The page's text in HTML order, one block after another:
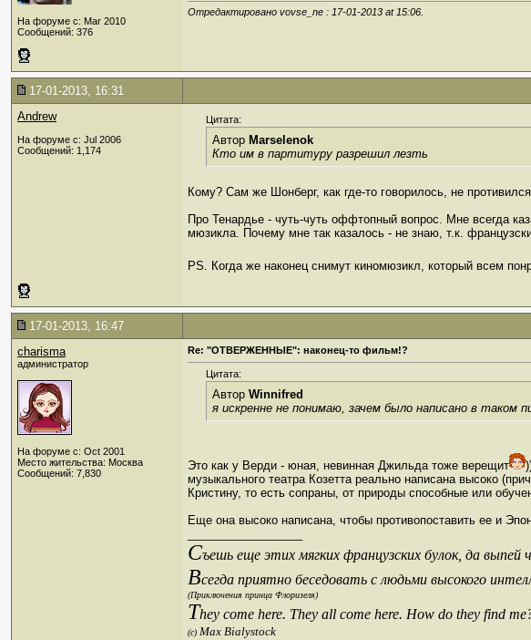
На форуме с: Mar 2010
Сообщений: 376
Отредактировано vovse_ne : 17-01-2013 at 15:06
17-01-2013, 16:31
Andrew
На форуме с: Jul 2006
Сообщений: 1,174
Цитата:
Автор Marselenok
Кто им в партитуру разрешил лезть
Кому? Сам же Шонберг, как где-то говорилось, не
Про Тенардье - чуть-чуть оффтопный вопрос. Мне всегда
мюзикла. Почему мне так казалось - не знаю, т.к.
PS. Когда же наконец снимут киномюзикл, который всем
17-01-2013, 16:47
charisma
администратор
На форуме с: Oct 2001
Место жительства: Москва
Сообщений: 7,830
Re: "ОТВЕРЖЕННЫЕ": наконец-то фильм!?
Цитата:
Автор Winnifred
я искренне не понимаю, зачем было написано в таком
Это как у Верди - юная, невинная Джильда тоже верещит
музыкального театра Козетта реально написана высоко
Кристину, то есть сопраны, от природы способные или
Еще она высоко написана, чтобы противопоставить ее и
Съешь еще этих мягких французских булок, да выпей
Всегда приятно беседовать с людьми высокого
(Приключения принца Флоризеля)
They come here. They all come here. How do they find
(c) Max Bialystock